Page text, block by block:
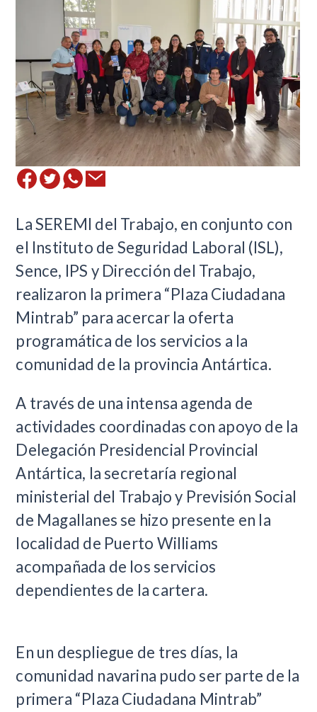
La SEREMI del Trabajo, en conjunto con
el Instituto de Seguridad Laboral (ISL),
Sence, IPS y Dirección del Trabajo,
realizaron la primera “Plaza Ciudadana
Mintrab” para acercar la oferta
programática de los servicios a la
comunidad de la provincia Antártica.
A través de una intensa agenda de
actividades coordinadas con apoyo de la
Delegación Presidencial Provincial
Antártica, la secretaría regional
ministerial del Trabajo y Previsión Social
de Magallanes se hizo presente en la
localidad de Puerto Williams
acompañada de los servicios
dependientes de la cartera.
En un despliegue de tres días, la
comunidad navarina pudo ser parte de la
primera “Plaza Ciudadana Mintrab”